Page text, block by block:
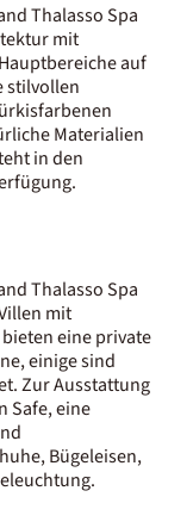
Thalasso Spa
mit
auf
stilvollen
Materialien
in den
Thalasso Spa
mit
eine private
einige sind
Zur Ausstattung
Safe, eine
Bügeleisen,